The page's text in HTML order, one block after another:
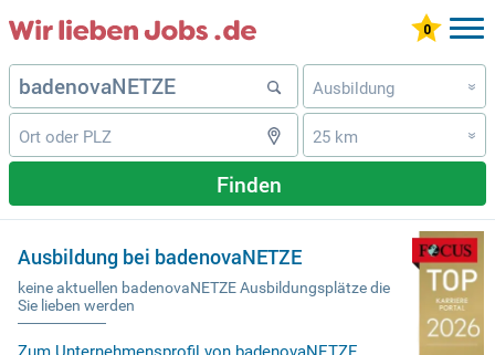
Ausbildung »
25 km »
Finden
Ausbildung bei badenovaNETZE
keine aktuellen badenovaNETZE Ausbildungsplätze die
Sie lieben werden